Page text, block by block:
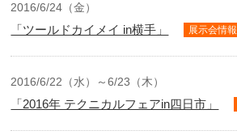
2016/6/24（金）
「ツールドカイメイ in横手」 展示会情報
2016/6/22（水）～6/23（木）
「2016年 テクニカルフェアin四日市」